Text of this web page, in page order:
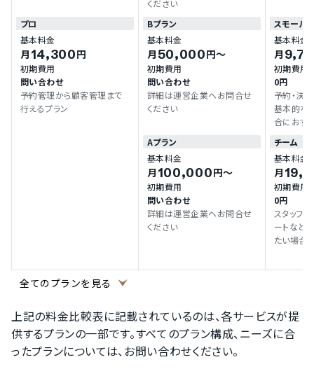
ください
プロ
基本料金
月 14,300円
初期費用
問い合わせ
予約管理から顧客管理まで
行えるプラン
Bプラン
基本料金
月50,000円〜
初期費用
問い合わせ
詳細は運営企業へお問合せ
ください
スモール
基本料金
月
初期費用
0円
予約・決
基本的な
合におす
Aプラン
基本料金
月 100,000円〜
初期費用
問い合わせ
詳細は運営企業へお問合せ
ください
チーム
基本料金
月
初期費用
0円
スタッフ
ートなど
たい場合
全てのプランを見る
上記の料金比較表に記載されているのは、各サービスが提
供するプランの一部です。すべてのプラン構成、ニーズに合
ったプランについては、お問い合わせください。